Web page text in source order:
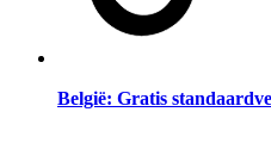
België: Gratis